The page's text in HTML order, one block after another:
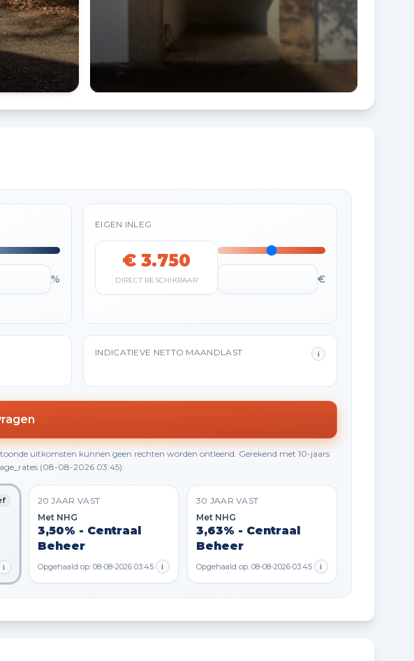
%
EIGEN INLEG
€ 3.750
DIRECT BESCHIKBAAR €
INDICATIEVE NETTO MAANDLAST i
uitkomsten kunnen geen rechten worden ontleend. Gerekend met 10-jaars
(08-08-2026 03:45).
i
20 JAAR VAST
Met NHG
3,50% - Centraal
Beheer
Opgehaald op: 08-08-2026 03:45 i
30 JAAR VAST
Met NHG
3,63% - Centraal
Beheer
Opgehaald op: 08-08-2026 03:45 i